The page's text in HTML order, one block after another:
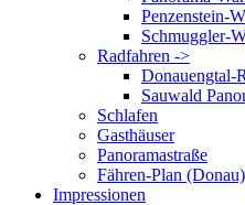
Penzenstein-
Schmuggler-
Radfahren ->
Donauengtal-
Sauwald
Schlafen
Gasthäuser
Panoramastraße
Fähren-Plan (Donau)
Impressionen